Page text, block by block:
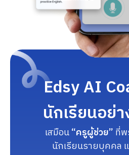
Edsy AI
นักเรียนอย่า
เสมือน“ครูผู้ช่วย” ที่
นักเรียนรายบุคคล